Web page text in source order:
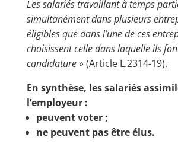
Les salariés travaillant à temps
simultanément dans plusieurs
éligibles que dans l’une de ces
choisissent celle dans laquelle ils
candidature» (Article L.2314-19).
En synthèse, les salariés
l’employeur :
peuvent voter ;
ne peuvent pas être élus.